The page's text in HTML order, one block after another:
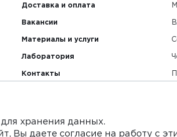
Доставка и оплата
Вакансии
Материалы и услуги
Лаборатория
Контакты
хранения данных.
Вы даете согласие на работу с